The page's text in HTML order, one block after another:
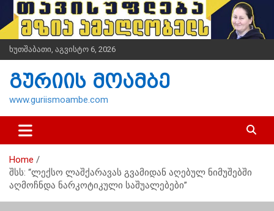
i
t
n
ხუთშაბათი, აგვისტო 6, 2026
გურიის მოამბე
www.guriismoambe.com
Home
შსს: “ლექსო ლაშქარავას გვამიდან აღებულ ნიმუშებში
აღმოჩნდა ნარკოტიკული საშუალებები”